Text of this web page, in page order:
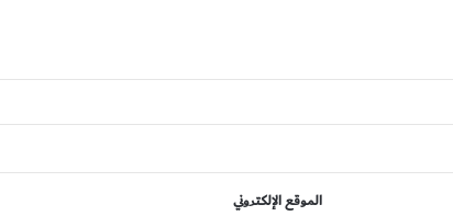
الموقع الإلكتروني